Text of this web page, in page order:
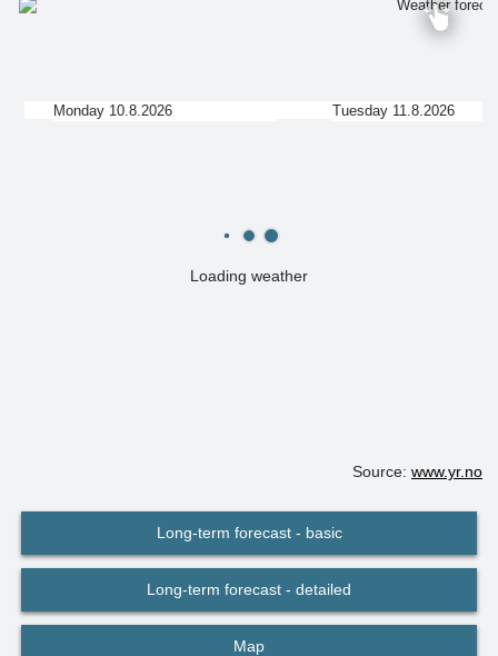
Loading weather
Monday 10.8.2026 Tuesday 11.8.2026
Source: www.yr.no
Long-term forecast - basic
Long-term forecast - detailed
Map